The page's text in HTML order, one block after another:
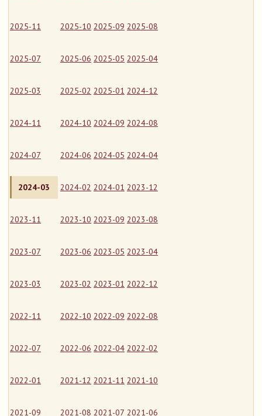
2025-11 2025-10 2025-09 2025-08
2025-07 2025-06 2025-05 2025-04
2025-03 2025-02 2025-01 2024-12
2024-11 2024-10 2024-09 2024-08
2024-07 2024-06 2024-05 2024-04
2024-03 2024-02 2024-01 2023-12
2023-11 2023-10 2023-09 2023-08
2023-07 2023-06 2023-05 2023-04
2023-03 2023-02 2023-01 2022-12
2022-11 2022-10 2022-09 2022-08
2022-07 2022-06 2022-04 2022-02
2022-01 2021-12 2021-11 2021-10
2021-09 2021-08 2021-07 2021-06